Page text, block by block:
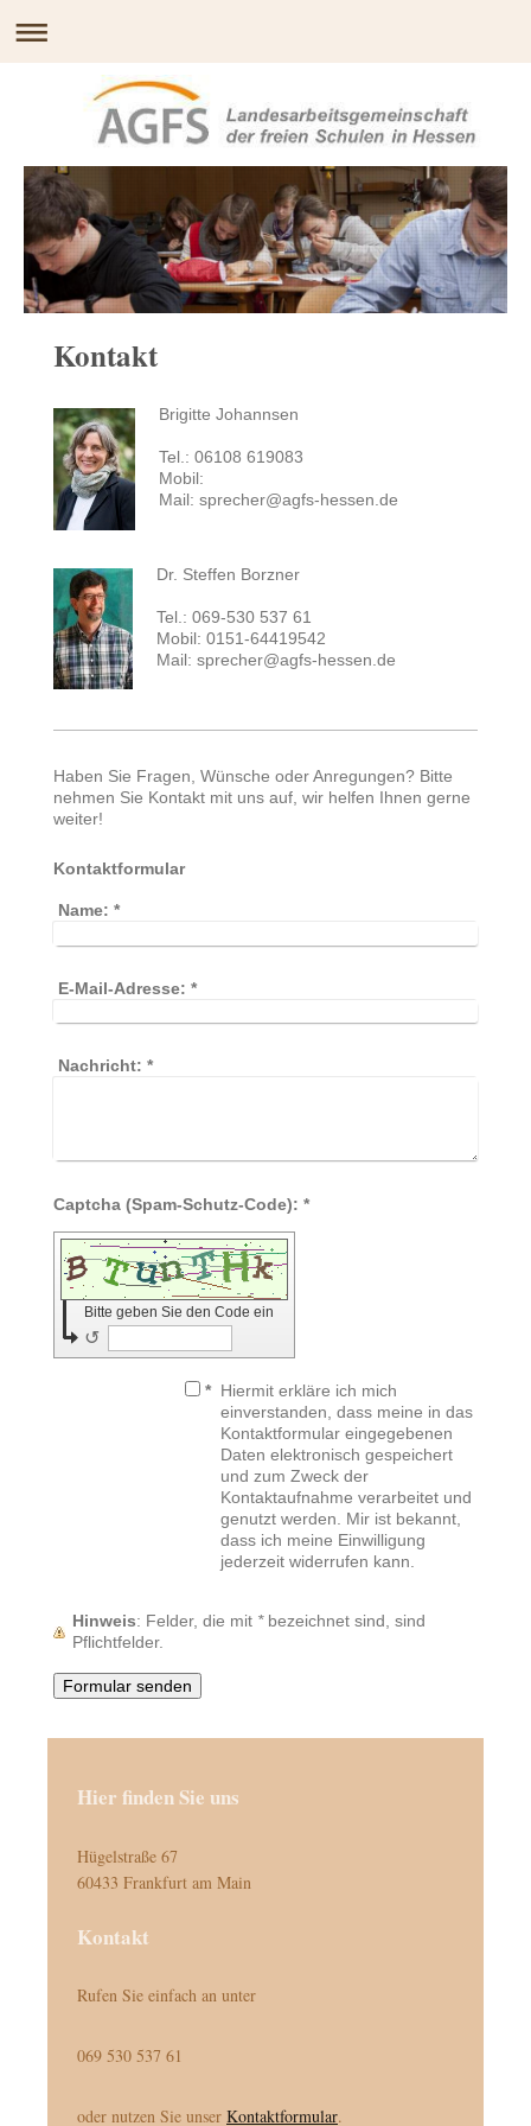
Kontakt
Brigitte Johannsen
Tel.: 06108 619083
Mobil:
Mail: sprecher@agfs-hessen.de
Dr. Steffen Borzner
Tel.: 069-530 537 61
Mobil: 0151-64419542
Mail: sprecher@agfs-hessen.de
Haben Sie Fragen, Wünsche oder Anregungen? Bitte
nehmen Sie Kontakt mit uns auf, wir helfen Ihnen gerne
weiter!
Kontaktformular
Name: *
E-Mail-Adresse: *
Nachricht: *
Captcha (Spam-Schutz-Code): *
Bitte geben Sie den Code ein
↺
* Hiermit erkläre ich mich
einverstanden, dass meine in das
Kontaktformular eingegebenen
Daten elektronisch gespeichert
und zum Zweck der
Kontaktaufnahme verarbeitet und
genutzt werden. Mir ist bekannt,
dass ich meine Einwilligung
jederzeit widerrufen kann.
Hinweis : Felder, die mit *bezeichnet sind, sind
Pflichtfelder.
Hier finden Sie uns
Hügelstraße 67
60433 Frankfurt am Main
Kontakt
Rufen Sie einfach an unter
069 530 537 61
oder nutzen Sie unser Kontaktformular.